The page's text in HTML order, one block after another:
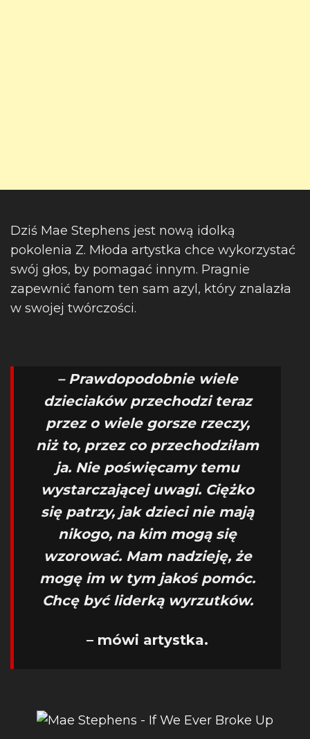
Dziś Mae Stephens jest nową idolką
pokolenia Z. Młoda artystka chce wykorzystać
swój głos, by pomagać innym. Pragnie
zapewnić fanom ten sam azyl, który znalazła
w swojej twórczości.
– Prawdopodobnie wiele
dzieciaków przechodzi teraz
przez o wiele gorsze rzeczy,
niż to, przez co przechodziłam
ja. Nie poświęcamy temu
wystarczającej uwagi. Ciężko
się patrzy, jak dzieci nie mają
nikogo, na kim mogą się
wzorować. Mam nadzieję, że
mogę im w tym jakoś pomóc.
Chcę być liderką wyrzutków.
– mówi artystka.